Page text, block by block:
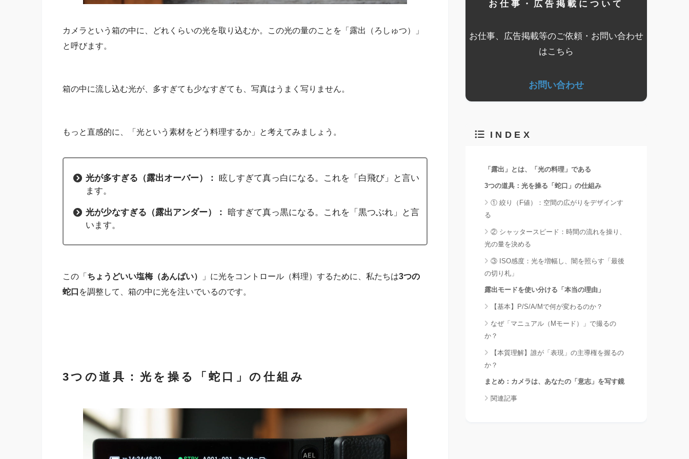
カメラという箱の中に、どれくらいの光を取り込むか。この光の量のことを「露出（ろしゅつ）」
と呼びます。
箱の中に流し込む光が、多すぎても少なすぎても、写真はうまく写りません。
もっと直感的に、「光という素材をどう料理するか」と考えてみましょう。
光が多すぎる（露出オーバー）： 眩しすぎて真っ白になる。これを「白飛び」と言い
ます。
光が少なすぎる（露出アンダー）：
暗すぎて真っ黒になる。これを「黒つぶれ」と言
います。
この「 ちょうどいい塩梅（あんばい） 」に光をコントロール（料理）するために、私たちは3つの
蛇口 を調整して、箱の中に光を注いでいるのです。
3つの道具：光を操る「蛇口」の仕組み
お仕事・広告掲載について
お仕事、広告掲載等のご依頼・お問い合わせ
はこちら
お問い合わせ
INDEX
「露出」とは、「光の料理」である
3つの道具：光を操る「蛇口」の仕組み
① 絞り（F値）：空間の広がりをデザインす
る
② シャッタースピード：時間の流れを操り、
光の量を決める
③ ISO感度：光を増幅し、闇を照らす「最後
の切り札」
露出モードを使い分ける「本当の理由」
【基本】P/S/A/Mで何が変わるのか？
なぜ「マニュアル（Mモード）」で撮るの
か？
【本質理解】誰が「表現」の主導権を握るの
か？
まとめ：カメラは、あなたの「意志」を写す鏡
関連記事